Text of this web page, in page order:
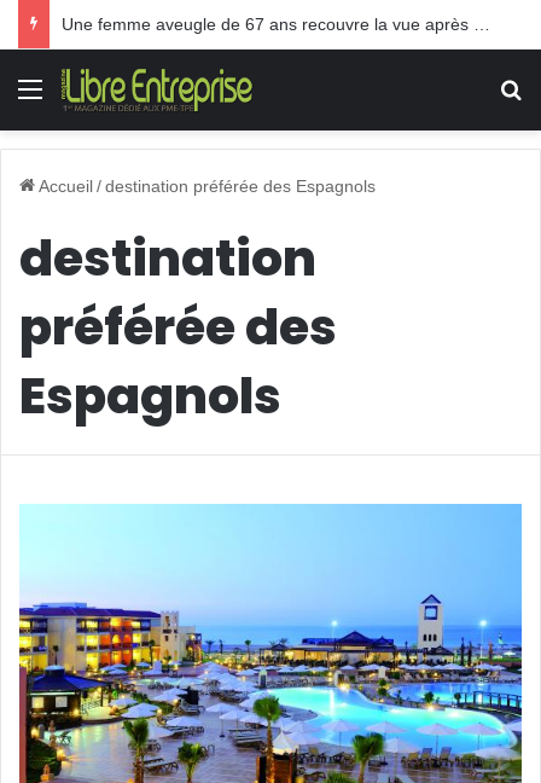
Menu
Accueil/destination préférée des Espagnols
destination
préférée des
Espagnols